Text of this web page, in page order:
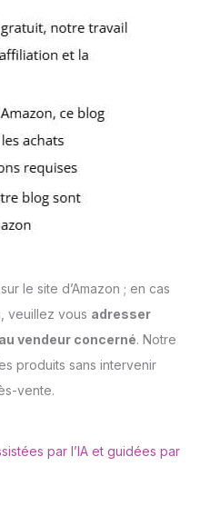
le site d’Amazon ; en cas
veuillez vous adresser
vendeur concerné. Notre
produits sans intervenir
vente.
par l’IA et guidées par